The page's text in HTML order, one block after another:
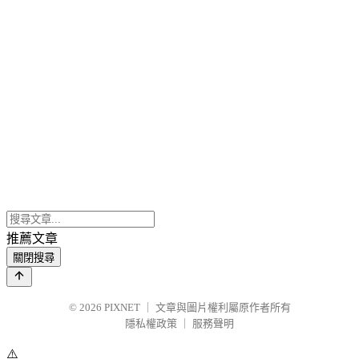
推薦文章
關閉搜尋
© 2026 PIXNET
文章與圖片權利屬原作者所有
隱私權政策
服務聲明
⚠️